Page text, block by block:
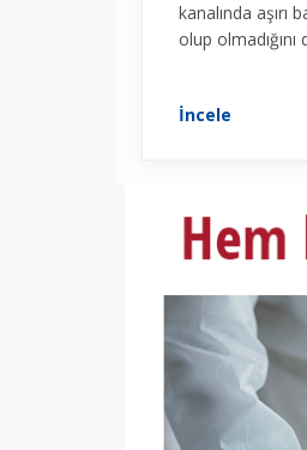
kanalında aşırı
olup
İncele